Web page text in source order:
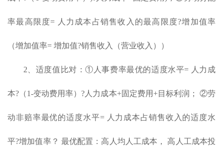
率最高限度= 人力成本占销售收入的最高限度?增加值率
（增加值率= 增加值?销售收入（营业收入））
2、适度值比对：①人事费率最优的适度水平= 人力成
本?（1-变动费用率）?人力成本+固定费用+目标利润； ②劳
动非赔率最优的适度水平= 人力成本占销售收入的适度水
平?增加值率？ 最优配置：高人均人工成本， 高人工成本投